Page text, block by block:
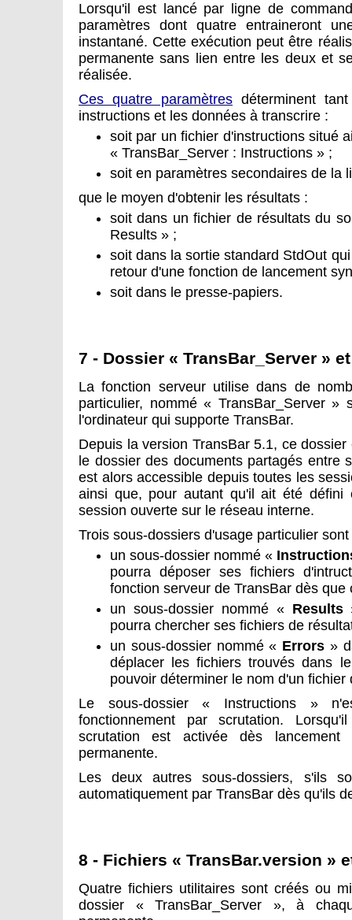
Lorsqu'il est lancé par ligne de
paramètres dont quatre entraineront
instantané. Cette exécution peut être
permanente sans lien entre les deux et
réalisée.
Ces quatre paramètres déterminent
instructions et les données à transcrire :
soit par un fichier d'instructions situé
« TransBar_Server : Instructions » ;
soit en paramètres secondaires de la
que le moyen d'obtenir les résultats :
soit dans un fichier de résultats du
Results » ;
soit dans la sortie standard StdOut
retour d'une fonction de lancement
soit dans le presse-papiers.
7 - Dossier « TransBar_Server »
La fonction serveur utilise dans de
particulier, nommé « TransBar_Server
l'ordinateur qui supporte TransBar.
Depuis la version TransBar 5.1, ce
le dossier des documents partagés entre
est alors accessible depuis toutes les
ainsi que, pour autant qu'il ait été défini
session ouverte sur le réseau interne.
Trois sous-dossiers d'usage particulier
un sous-dossier nommé «
pourra déposer ses fichiers
fonction serveur de TransBar dès que
un sous-dossier nommé « Results
pourra chercher ses fichiers de
un sous-dossier nommé « Errors »
déplacer les fichiers trouvés dans
pouvoir déterminer le nom d'un fichier
Le sous-dossier « Instructions »
fonctionnement par scrutation.
scrutation est activée dès lancement
permanente.
Les deux autres sous-dossiers, s'ils
automatiquement par TransBar dès qu'ils
8 - Fichiers « TransBar.version »
Quatre fichiers utilitaires sont créés ou
dossier « TransBar_Server », à